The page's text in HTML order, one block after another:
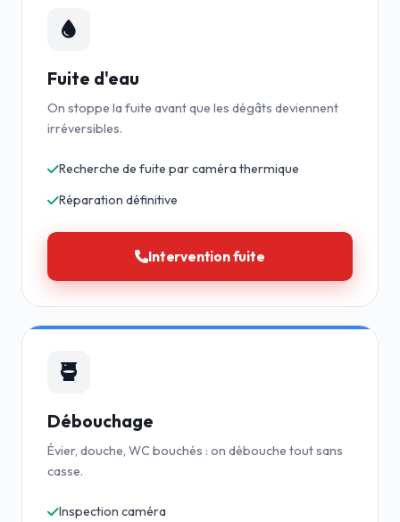
Fuite d'eau
On stoppe la fuite avant que les dégâts deviennent
irréversibles.
Recherche de fuite par caméra thermique
Réparation définitive
Intervention fuite
Débouchage
Évier, douche, WC bouchés : on débouche tout sans
casse.
Inspection caméra